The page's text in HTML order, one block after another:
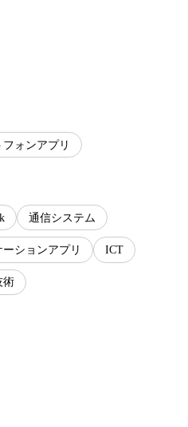
フォンアプリ
通信システム
ーションアプリ ICT
術